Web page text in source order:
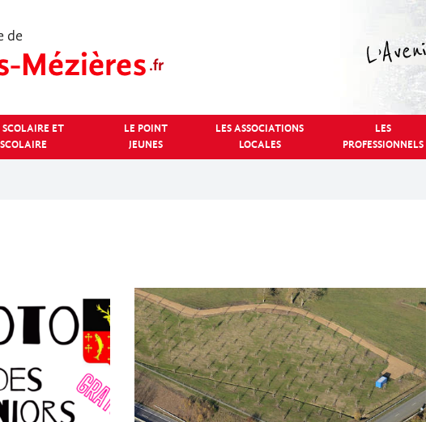
SCOLAIRE ET
LE POINT
JEUNES
LES ASSOCIATIONS
LOCALES
LES
PROFESSIONNELS